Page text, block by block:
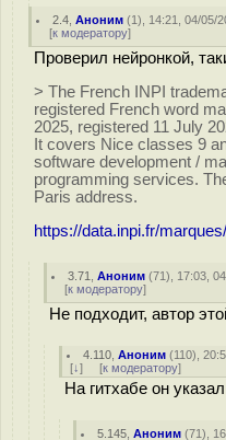
2.4 ,Аноним (1), 14:21, 04/05/
[к модератору]
Проверил нейронкой,
> The French INPI
registered French word
2025, registered 11 July
It covers Nice classes 9
software development /
programming services.
Paris address.
https://data.inpi.fr/
3.71 ,Аноним (71), 17:03,
[к модератору]
Не подходит, автор
4.110 ,Аноним (110),
[↓] [к модератору]
На гитхабе он
5.145 ,Аноним (71),